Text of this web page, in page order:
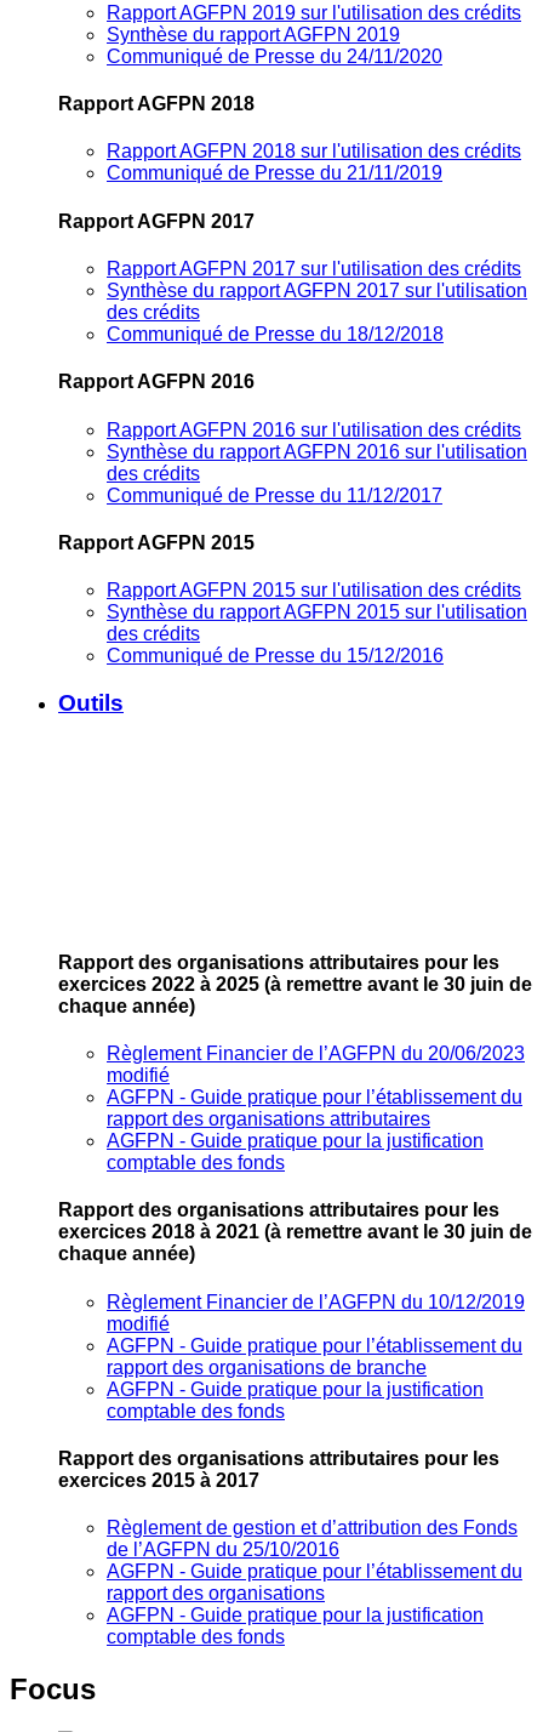
Rapport AGFPN 2019 sur l'utilisation des crédits
Synthèse du rapport AGFPN 2019
Communiqué de Presse du 24/11/2020
Rapport AGFPN 2018
Rapport AGFPN 2018 sur l'utilisation des crédits
Communiqué de Presse du 21/11/2019
Rapport AGFPN 2017
Rapport AGFPN 2017 sur l'utilisation des crédits
Synthèse du rapport AGFPN 2017 sur l'utilisation
des crédits
Communiqué de Presse du 18/12/2018
Rapport AGFPN 2016
Rapport AGFPN 2016 sur l'utilisation des crédits
Synthèse du rapport AGFPN 2016 sur l'utilisation
des crédits
Communiqué de Presse du 11/12/2017
Rapport AGFPN 2015
Rapport AGFPN 2015 sur l'utilisation des crédits
Synthèse du rapport AGFPN 2015 sur l'utilisation
des crédits
Communiqué de Presse du 15/12/2016
Outils
Rapport des organisations attributaires pour les
exercices 2022 à 2025 (à remettre avant le 30 juin de
chaque année)
Règlement Financier de l’AGFPN du 20/06/2023
modifié
AGFPN ‐ Guide pratique pour l’établissement du
rapport des organisations attributaires
AGFPN ‐ Guide pratique pour la justification
comptable des fonds
Rapport des organisations attributaires pour les
exercices 2018 à 2021 (à remettre avant le 30 juin de
chaque année)
Règlement Financier de l’AGFPN du 10/12/2019
modifié
AGFPN ‐ Guide pratique pour l’établissement du
rapport des organisations de branche
AGFPN ‐ Guide pratique pour la justification
comptable des fonds
Rapport des organisations attributaires pour les
exercices 2015 à 2017
Règlement de gestion et d’attribution des Fonds
de l’AGFPN du 25/10/2016
AGFPN ‐ Guide pratique pour l’établissement du
rapport des organisations
AGFPN ‐ Guide pratique pour la justification
comptable des fonds
Focus